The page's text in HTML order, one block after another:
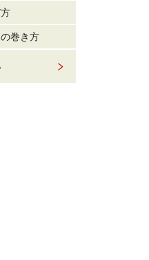
巻き方